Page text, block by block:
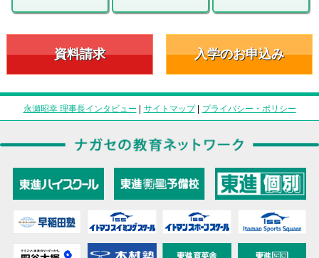
資料請求 入学のお申込み
永瀬昭幸 理事長インタビュー | サイトマップ| プライバシー・ポリシー